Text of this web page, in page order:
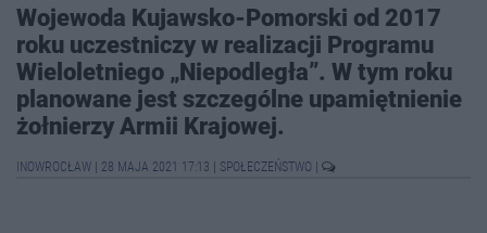
Wojewoda Kujawsko-Pomorski od 2017
roku uczestniczy w realizacji Programu
Wieloletniego „Niepodległa”. W tym roku
planowane jest szczególne upamiętnienie
żołnierzy Armii Krajowej.
INOWROCŁAW 28 MAJA 2021 17:13 SPOŁECZEŃSTWO